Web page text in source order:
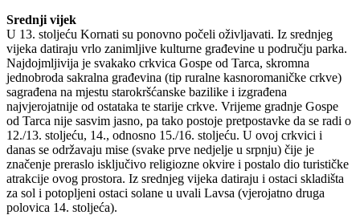
Srednji vijek
U 13. stoljeću Kornati su ponovno počeli oživljavati. Iz srednjeg
vijeka datiraju vrlo zanimljive kulturne građevine u području parka.
Najdojmljivija je svakako crkvica Gospe od Tarca, skromna
jednobroda sakralna građevina (tip ruralne kasnoromaničke crkve)
sagrađena na mjestu starokršćanske bazilike i izgrađena
najvjerojatnije od ostataka te starije crkve. Vrijeme gradnje Gospe
od Tarca nije sasvim jasno, pa tako postoje pretpostavke da se radi o
12./13. stoljeću, 14., odnosno 15./16. stoljeću. U ovoj crkvici i
danas se održavaju mise (svake prve nedjelje u srpnju) čije je
značenje preraslo isključivo religiozne okvire i postalo dio turističke
atrakcije ovog prostora. Iz srednjeg vijeka datiraju i ostaci skladišta
za sol i potopljeni ostaci solane u uvali Lavsa (vjerojatno druga
polovica 14. stoljeća).